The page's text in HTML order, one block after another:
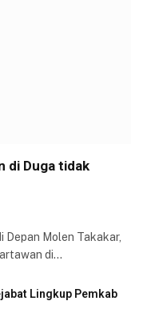
di Duga tidak
Depan Molen Takakar,
di…
Lingkup Pemkab